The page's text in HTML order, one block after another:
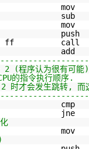
mov
sub
mov
push
ff ff call
add
很有可能), 则
令执行顺序.
跳转, 而这种情
cmp
80483e2
mov